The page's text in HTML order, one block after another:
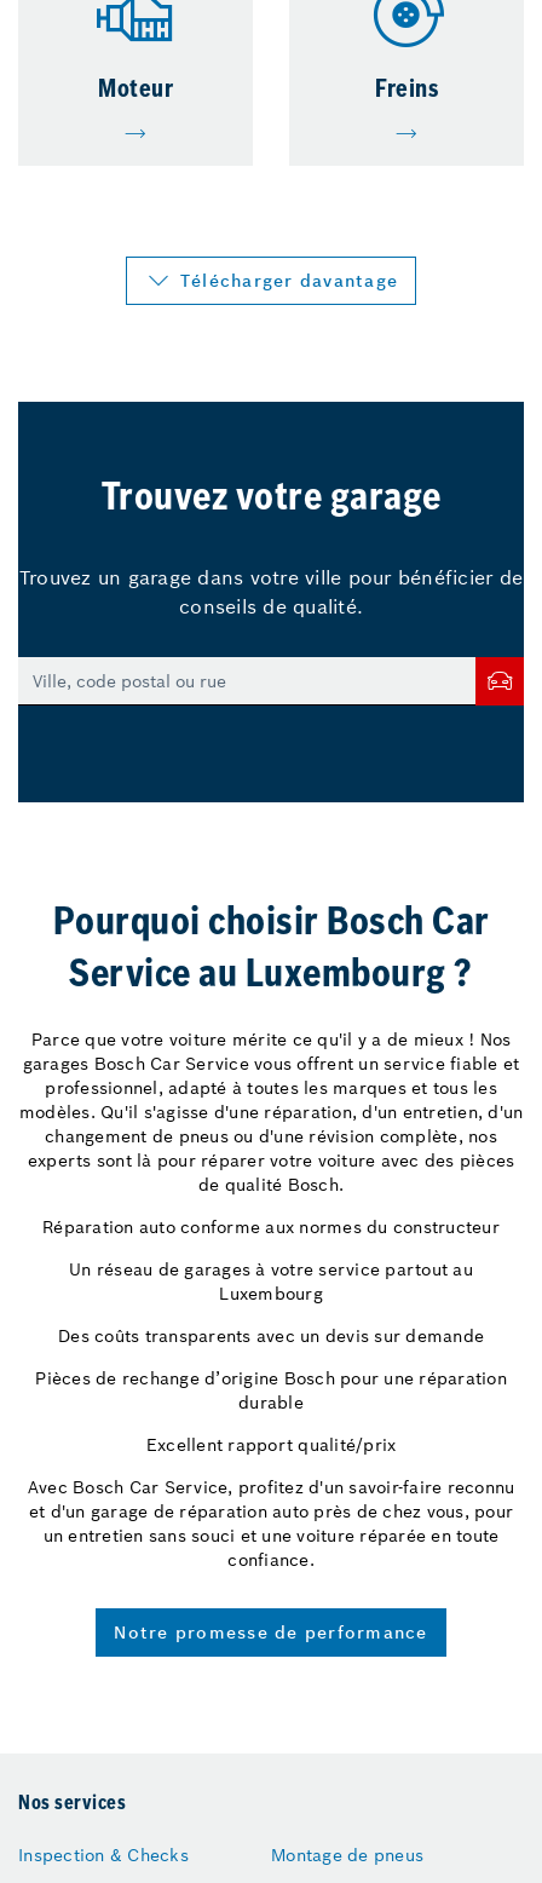
Moteur Freins
Télécharger davantage
Trouvez votre garage
Trouvez un garage dans votre ville pour bénéficier de
conseils de qualité.
Pourquoi choisir Bosch Car
Service au Luxembourg ?
Parce que votre voiture mérite ce qu'il y a de mieux ! Nos
garages Bosch Car Service vous offrent un service fiable et
professionnel, adapté à toutes les marques et tous les
modèles. Qu'il s'agisse d'une réparation, d'un entretien, d'un
changement de pneus ou d'une révision complète, nos
experts sont là pour réparer votre voiture avec des pièces
de qualité Bosch.
Réparation auto conforme aux normes du constructeur
Un réseau de garages à votre service partout au
Luxembourg
Des coûts transparents avec un devis sur demande
Pièces de rechange d’origine Bosch pour une réparation
durable
Excellent rapport qualité/prix
Avec Bosch Car Service, profitez d'un savoir-faire reconnu
et d'un garage de réparation auto près de chez vous, pour
un entretien sans souci et une voiture réparée en toute
confiance.
Notre promesse de performance
Nos services
Inspection & Checks
Montage de pneus